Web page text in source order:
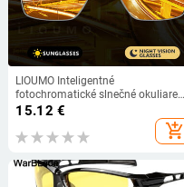
LIOUMO Inteligentné
fotochromatické slnečné okuliare
pre mužov, polarizované okuliare s
antireflexné okuliare pre vodičov s
15.12 €
add_shopping_cart